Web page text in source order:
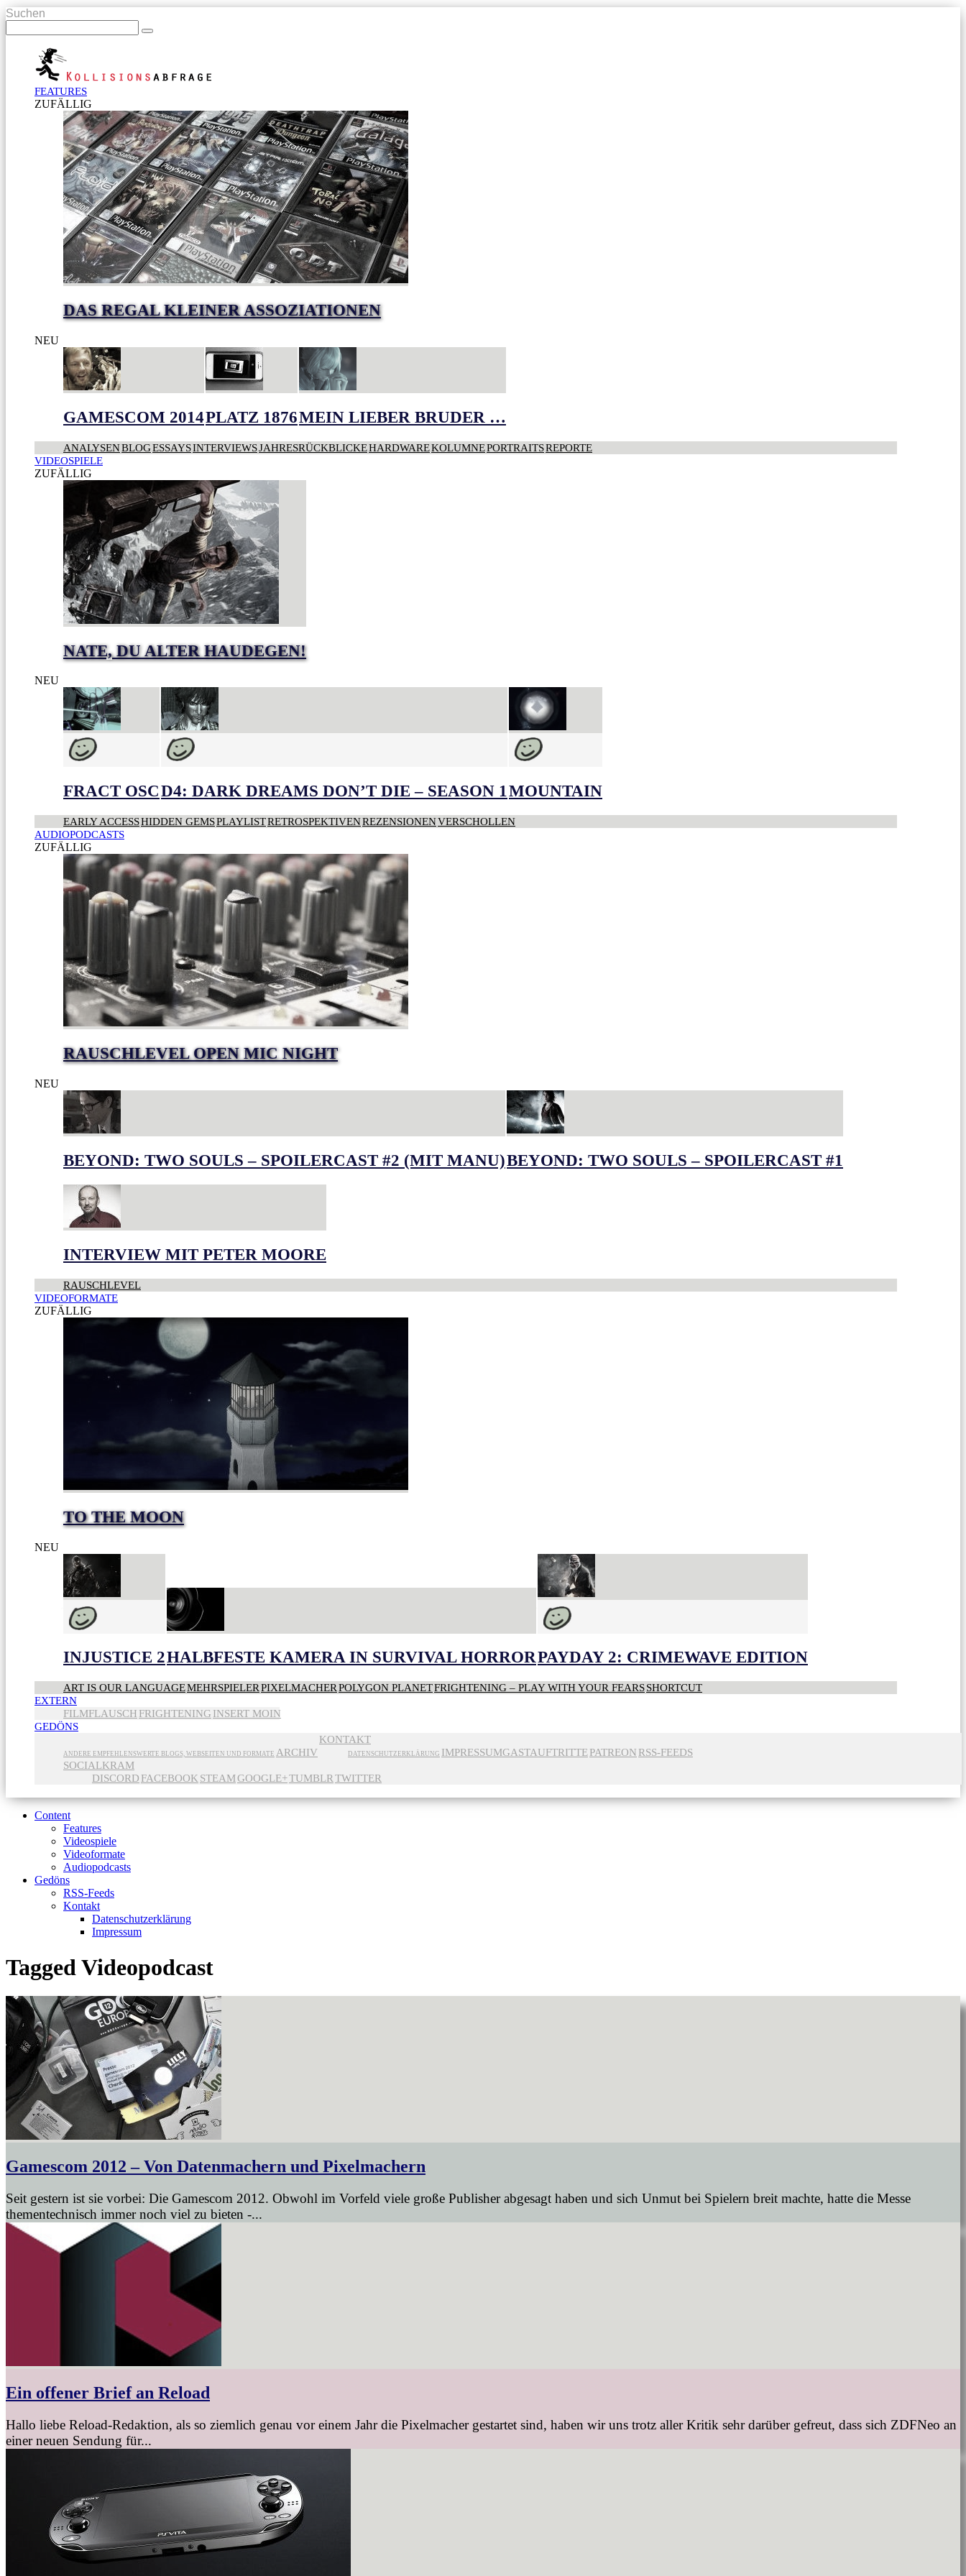
Suchen
FEATURES
ZUFÄLLIG
DAS REGAL KLEINER ASSOZIATIONEN
NEU
GAMESCOM 2014PLATZ 1876MEIN LIEBER BRUDER …
ANALYSENBLOGESSAYSINTERVIEWSJAHRESRÜCKBLICKEHARDWAREKOLUMNEPORTRAITSREPORTE
VIDEOSPIELE
ZUFÄLLIG
NATE, DU ALTER HAUDEGEN!
NEU
FRACT OSCD4: DARK DREAMS DON’T DIE – SEASON 1MOUNTAIN
EARLY ACCESSHIDDEN GEMSPLAYLISTRETROSPEKTIVENREZENSIONENVERSCHOLLEN
AUDIOPODCASTS
ZUFÄLLIG
RAUSCHLEVEL OPEN MIC NIGHT
NEU
BEYOND: TWO SOULS – SPOILERCAST #2 (MIT MANU)BEYOND: TWO SOULS – SPOILERCAST #1
INTERVIEW MIT PETER MOORE
RAUSCHLEVEL
VIDEOFORMATE
ZUFÄLLIG
TO THE MOON
NEU
INJUSTICE 2HALBFESTE KAMERA IN SURVIVAL HORRORPAYDAY 2: CRIMEWAVE EDITION
ART IS OUR LANGUAGEMEHRSPIELERPIXELMACHERPOLYGON PLANETFRIGHTENING – PLAY WITH YOUR FEARSSHORTCUT
EXTERN
FILMFLAUSCH FRIGHTENING INSERT MOIN
GEDÖNS
ANDERE EMPFEHLENSWERTE BLOGS, WEBSEITEN UND FORMATE ARCHIV
KONTAKT
DATENSCHUTZERKLÄRUNG IMPRESSUMGASTAUFTRITTEPATREON RSS-FEEDS
SOCIALKRAM
DISCORD FACEBOOK STEAMGOOGLE+TUMBLRTWITTER
Content
Features
Videospiele
Videoformate
Audiopodcasts
Gedöns
RSS-Feeds
Kontakt
Datenschutzerklärung
Impressum
Tagged Videopodcast
Gamescom 2012 – Von Datenmachern und Pixelmachern
Seit gestern ist sie vorbei: Die Gamescom 2012. Obwohl im Vorfeld viele große Publisher abgesagt haben und sich Unmut bei Spielern breit machte, hatte die Messe
thementechnisch immer noch viel zu bieten -...
Ein offener Brief an Reload
Hallo liebe Reload-Redaktion, als so ziemlich genau vor einem Jahr die Pixelmacher gestartet sind, haben wir uns trotz aller Kritik sehr darüber gefreut, dass sich ZDFNeo an
einer neuen Sendung für...